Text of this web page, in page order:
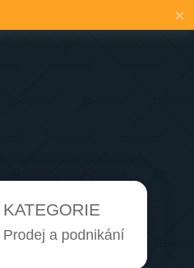
×
KATEGORIE
Prodej a podnikání